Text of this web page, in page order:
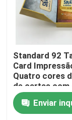
Sobre nós
Recurso
Contacte-nos
Standard 92
Card
Quatro cores
de cartas com
de volta
Enviar